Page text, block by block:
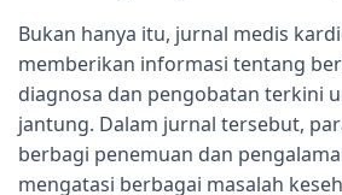
Bukan hanya itu, jurnal medis
memberikan informasi tentang
diagnosa dan pengobatan terkini
jantung. Dalam jurnal tersebut,
berbagi penemuan dan
mengatasi berbagai masalah